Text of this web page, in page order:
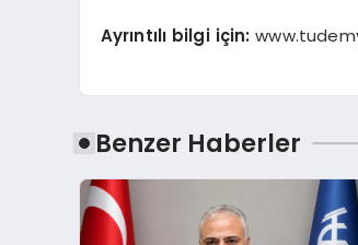
Ayrıntılı bilgi için:
Benzer Haberler